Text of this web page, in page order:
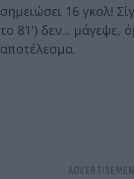
σημειώσει 16 γκολ!
το 81') δεν... μάγεψε,
αποτέλεσμα.